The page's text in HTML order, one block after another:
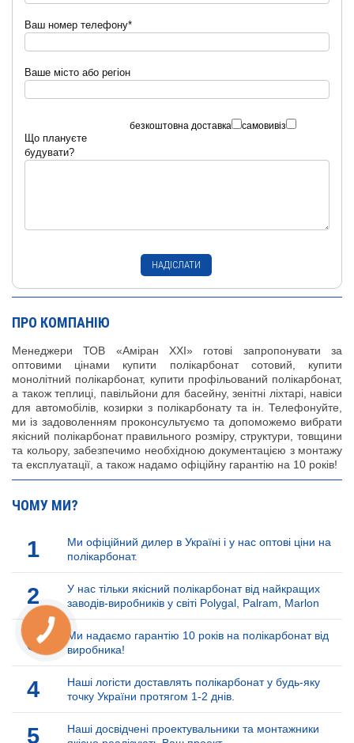
Ваш номер телефону*
Ваше місто або регіон
безкоштовна доставка самовивіз
Що плануєте
будувати?
ПРО КОМПАНІЮ
Менеджери ТОВ «Аміран XXI» готові запропонувати за
оптовими цінами купити полікарбонат сотовий, купити
монолітний полікарбонат, купити профільований полікарбонат,
а також теплиці, павільйони для басейну, зенітні ліхтарі, навіси
для автомобілів, козирки з полікарбонату та ін. Телефонуйте,
ми із задоволенням проконсультуємо та допоможемо вибрати
якісний полікарбонат правильного розміру, структури, товщини
та кольору, забезпечимо необхідною документацією з монтажу
та експлуатації, а також надамо офіційну гарантію на 10 років!
ЧОМУ МИ?
1
Ми офіційний дилер в Україні і у нас оптові ціни на
полікарбонат.
2
У нас тільки якісний полікарбонат від найкращих
заводів-виробників у світі Polygal, Palram, Marlon
3
Ми надаємо гарантію 10 років на полікарбонат від
виробника!
4
Наші логісти доставлять полікарбонат у будь-яку
точку України протягом 1-2 днів.
5
Наші досвідчені проектувальники та монтажники